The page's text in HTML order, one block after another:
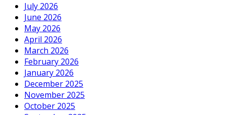
July 2026
June 2026
May 2026
April 2026
March 2026
February 2026
January 2026
December 2025
November 2025
October 2025